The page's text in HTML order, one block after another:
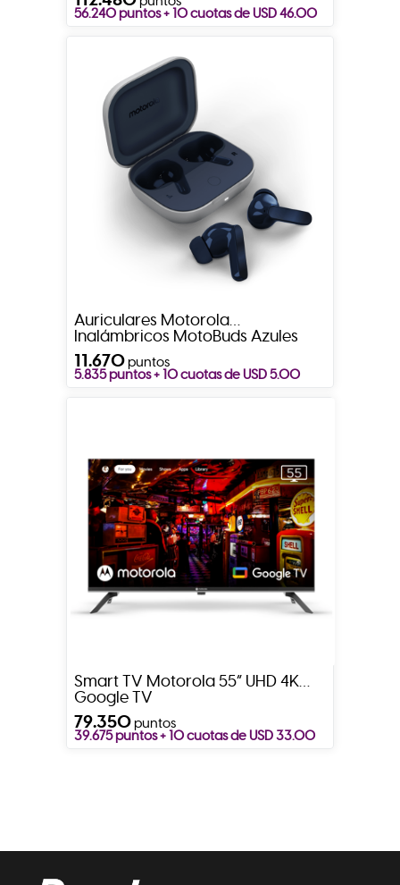
56.240 puntos + 10 cuotas de USD 46.00
Auriculares Motorola
Inalámbricos MotoBuds Azules
11.670puntos
5.835 puntos + 10 cuotas de USD 5.00
Smart TV Motorola 55” UHD 4K
Google TV
79.350puntos
39.675 puntos + 10 cuotas de USD 33.00